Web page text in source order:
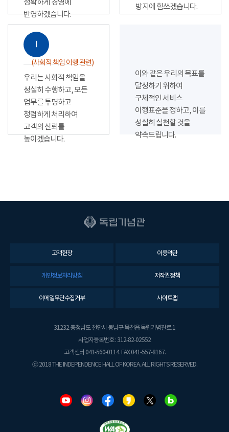
정확하게 경영에
반영하겠습니다.
방지에 힘쓰겠습니다.
Ⅰ
(사회적 책임 이행 관련)
우리는 사회적 책임을
성실히 수행하고, 모든
업무를 투명하고
청렴하게 처리하여
고객의 신뢰를
높이겠습니다.
이와 같은 우리의 목표를
달성하기 위하여
구체적인 서비스
이행표준을 정하고, 이를
성실히 실천할 것을
약속드립니다.
고객헌장 이용약관
개인정보처리방침 저작권정책
이메일무단수집거부 사이트맵
31232 충청남도 천안시 동남구 목천읍 독립기념관로 1
사업자등록번호 : 312-82-02552
고객센터 041-560-0114. FAX 041-557-8167.
ⓒ 2018 THE INDEPENDENCE HALL OF KOREA. ALL RIGHTS RESERVED.